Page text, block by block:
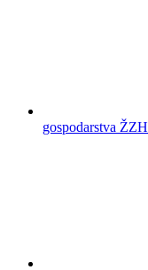
gospodarstva ŽZH